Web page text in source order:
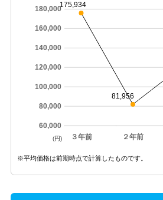
３年前 ２年前
60,000
80,000
100,000
120,000
140,000
160,000
180,000
175,934
81,956
(円)
※平均価格は前期時点で計算したものです。